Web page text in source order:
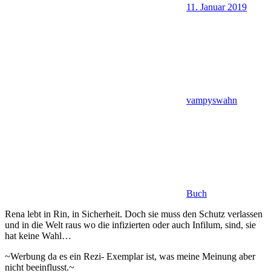
11. Januar 2019
vampyswahn
Buch
Rena lebt in Rin, in Sicherheit. Doch sie muss den Schutz verlassen
und in die Welt raus wo die infizierten oder auch Infilum, sind, sie
hat keine Wahl…
~Werbung da es ein Rezi- Exemplar ist, was meine Meinung aber
nicht beeinflusst.~